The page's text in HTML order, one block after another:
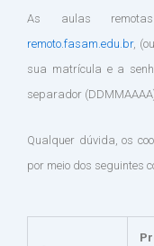
As aulas
remoto.fasam.edu.br,
sua matrícula e a
separador
Qualquer dúvida, os
por meio dos seguintes